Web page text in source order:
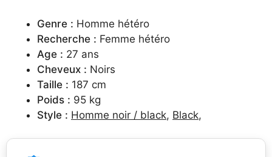
Genre : Homme hétéro
Recherche : Femme hétéro
Age : 27 ans
Cheveux : Noirs
Taille : 187 cm
Poids : 95 kg
Style : Homme noir / black, Black,